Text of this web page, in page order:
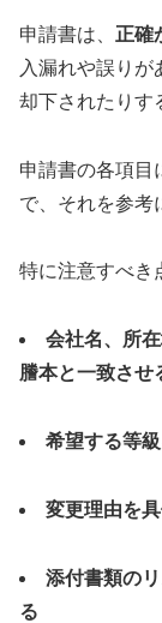
申請書は、 正確
入漏れや誤り
却下されたりす
申請書の各項目
で、それを参考
特に注意すべき
会社名、所
謄本と一致させ
希望する等
変更理由を
添付書類の
る